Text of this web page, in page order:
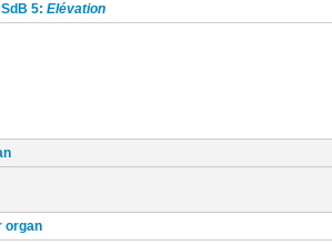
5: Elévation
organ